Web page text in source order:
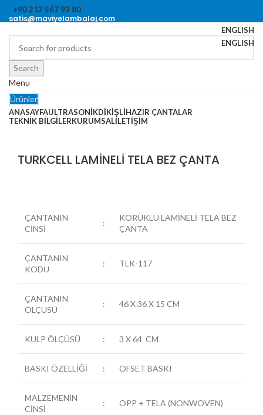
+90 212 567 93 80
satis@maviyelambalaj.com
ENGLISH
ENGLISH
Search
Menu
Ürünler
ANASAYFAULTRASONIKDIKIŞLIHAZIR ÇANTALAR
TEKNİK BİLGİLERKURUMSALİLETIŞIM
TURKCELL LAMİNELİ TELA BEZ ÇANTA
ÇANTANIN
CİNSİ
:
KÖRÜKLÜ LAMİNELİ TELA BEZ
ÇANTA
ÇANTANIN
KODU
: TLK-117
ÇANTANIN
ÖLÇÜSÜ
: 46 X 36 X 15 CM
KULP ÖLÇÜSÜ : 3 X 64 CM
BASKI ÖZELLİĞİ : OFSET BASKI
MALZEMENİN
CİNSİ
: OPP + TELA (NONWOVEN)